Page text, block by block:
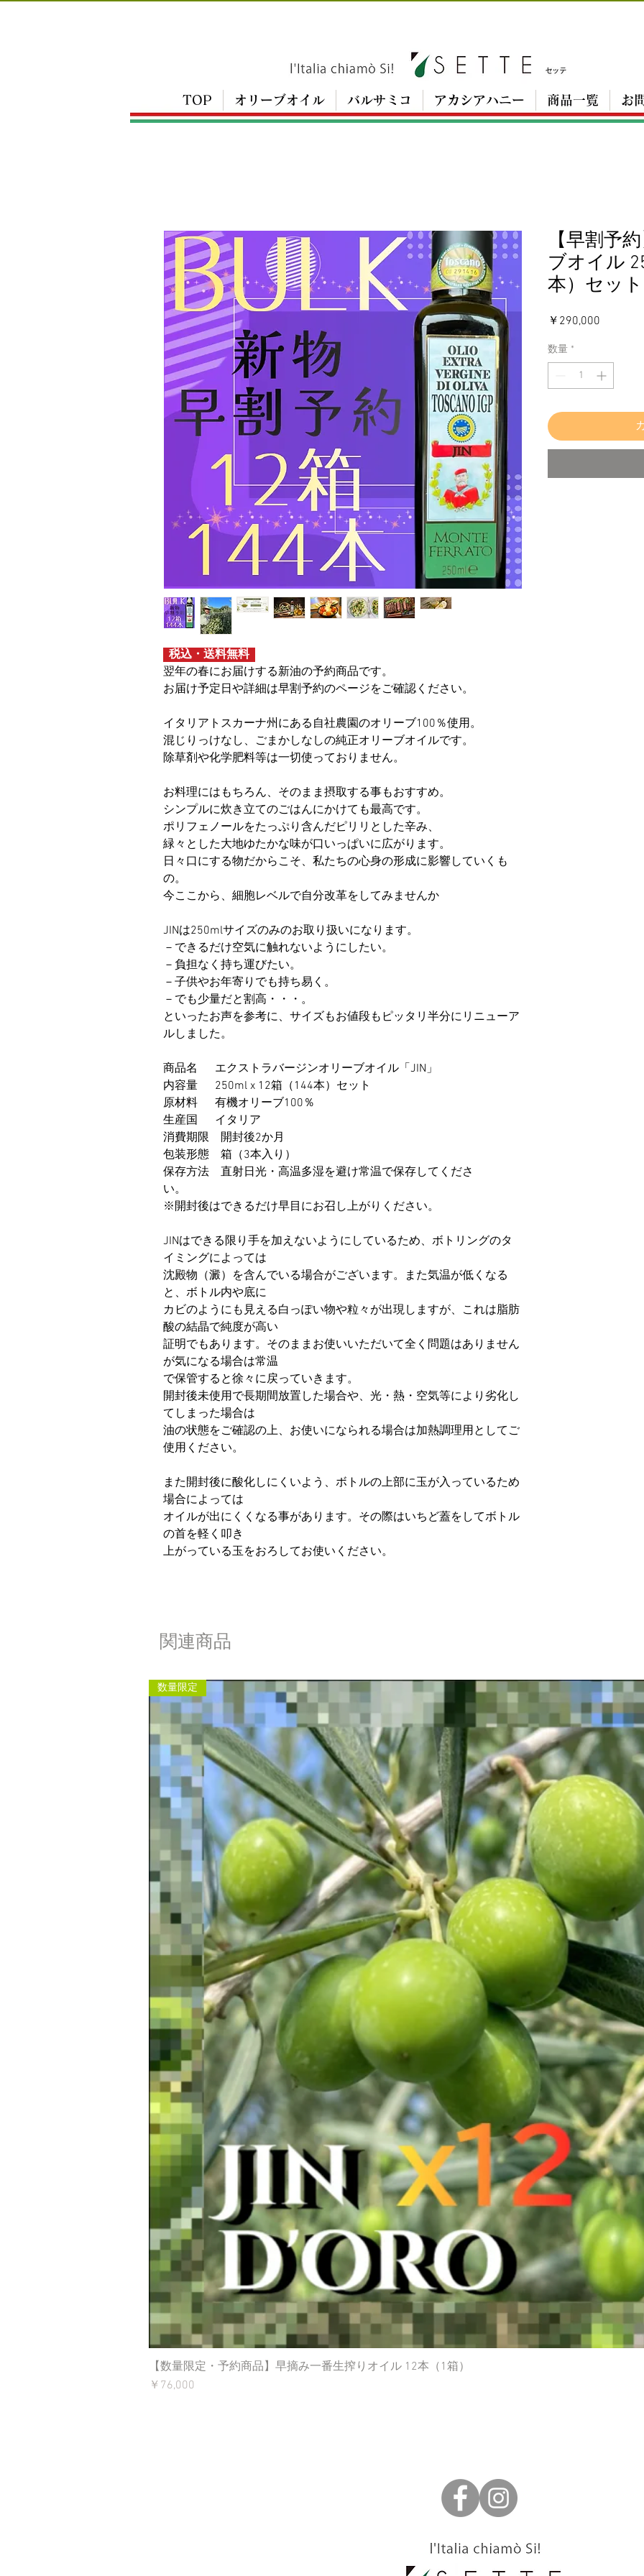
税込・送料無料
翌年の春にお届けする新油の予約商品です。
お届け予定日や詳細は早割予約のページをご確認ください。
イタリアトスカーナ州にある自社農園のオリーブ100％使用。
混じりっけなし、ごまかしなしの純正オリーブオイルです。
除草剤や化学肥料等は一切使っておりません。
お料理にはもちろん、そのまま摂取する事もおすすめ。
シンプルに炊き立てのごはんにかけても最高です。
ポリフェノールをたっぷり含んだピリリとした辛み、
緑々とした大地ゆたかな味が口いっぱいに広がります。
日々口にする物だからこそ、私たちの心身の形成に影響していくも
の。
今ここから、細胞レベルで自分改革をしてみませんか
JINは250mlサイズのみのお取り扱いになります。
－できるだけ空気に触れないようにしたい。
－負担なく持ち運びたい。
－子供やお年寄りでも持ち易く。
－でも少量だと割高・・・。
といったお声を参考に、サイズもお値段もピッタリ半分にリニューア
ルしました。
商品名 エクストラバージンオリーブオイル「JIN」
内容量 250ml x 12箱（144本）セット
原材料 有機オリーブ100％
生産国 イタリア
消費期限 開封後2か月
包装形態 箱（3本入り）
保存方法 直射日光・高温多湿を避け常温で保存してくださ
い。
※開封後はできるだけ早目にお召し上がりください。
JINはできる限り手を加えないようにしているため、ボトリングのタ
イミングによっては
沈殿物（澱）を含んでいる場合がございます。また気温が低くなる
と、ボトル内や底に
カビのようにも見える白っぽい物や粒々が出現しますが、これは脂肪
酸の結晶で純度が高い
証明でもあります。そのままお使いいただいて全く問題はありません
が気になる場合は常温
で保管すると徐々に戻っていきます。
開封後未使用で長期間放置した場合や、光・熱・空気等により劣化し
てしまった場合は
油の状態をご確認の上、お使いになられる場合は加熱調理用としてご
使用ください。
また開封後に酸化しにくいよう、ボトルの上部に玉が入っているため
場合によっては
オイルが出にくくなる事があります。その際はいちど蓋をしてボトル
の首を軽く叩き
上がっている玉をおろしてお使いください。
【早割予
ブオイル
本）セット
￥290,000
数量 *
関連商品
クイックビュー
数量限定
【数量限定・予約商品】早摘み一番生搾りオイル 12本（1箱）
価格
￥76,000
TOP オリーブオイル バルサミコ アカシアハニー 商品一覧 お